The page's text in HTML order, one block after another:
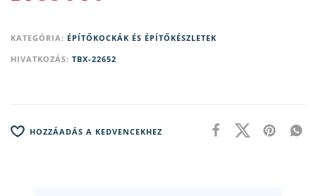
KATEGÓRIA: ÉPÍTŐKOCKÁK ÉS ÉPÍTŐKÉSZLETEK
HIVATKOZÁS: TBX-22652
HOZZÁADÁS A KEDVENCEKHEZ